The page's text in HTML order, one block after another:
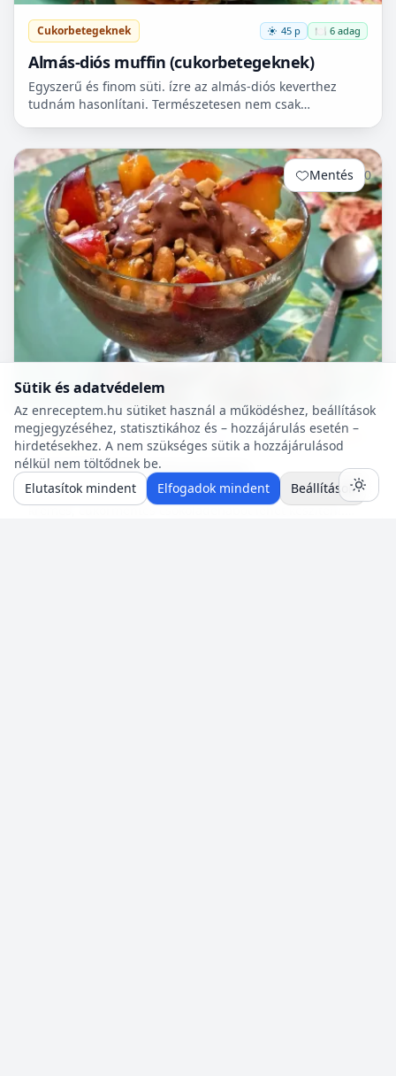
Cukorbetegeknek 45 p 🍽️ 6 adag
Almás-diós muffin (cukorbetegeknek)
Egyszerű és finom süti. ízre az almás-diós keverthez
tudnám hasonlítani. Természetesen nem csak
Mentés 0
Diabetikus 10 p 🍽️ 4 adag 🔥 ~469 kcal
Csokoládéhab (cukormentes)
A felsorolt összetevőkből percek alatt nagyon finom,
krémes, cukormentes csokoládéhabot lehet készíteni.
Sütik és adatvédelem
Az enreceptem.hu sütiket használ a működéshez, beállítások
megjegyzéséhez, statisztikához és – hozzájárulás esetén –
hirdetésekhez. A nem szükséges sütik a hozzájárulásod
nélkül nem töltődnek be.
Elutasítok mindent
Elfogadok mindent Beállítások